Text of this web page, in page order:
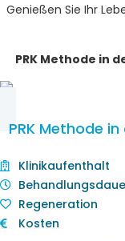
Genießen Sie Ihr
PRK Methode in
PRK Methode
Klinikaufenthalt
Regeneration
Kosten